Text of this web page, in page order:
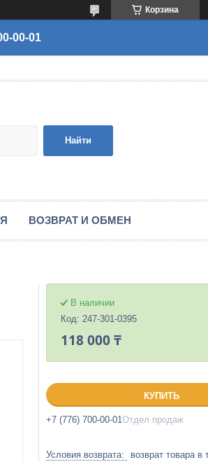
Корзина
00-01
Найти
ВОЗВРАТ И ОБМЕН
В наличии
Код: 247-301-0395
118 000 ₸
КУПИТЬ
+7 (776) 700-00-01Отдел продаж
возврат товара в